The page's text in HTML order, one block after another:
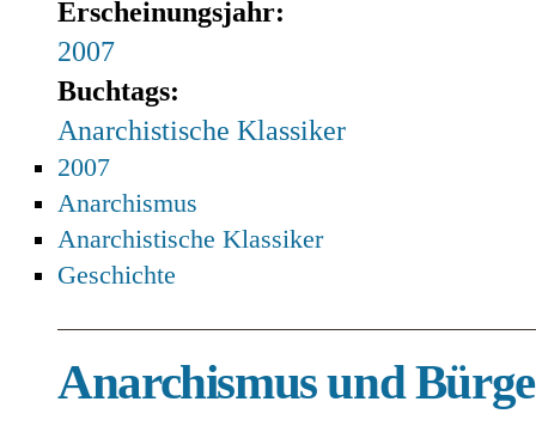
Erscheinungsjahr:
2007
Buchtags:
Anarchistische Klassiker
2007
Anarchismus
Anarchistische Klassiker
Geschichte
Anarchismus und